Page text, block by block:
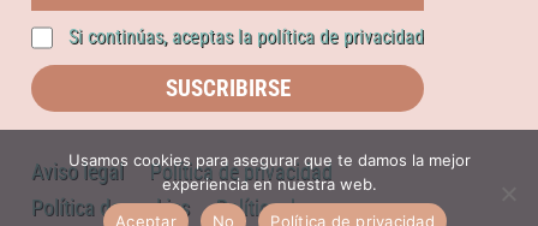
Si continúas, aceptas la política de privacidad
Aviso legal
Política de privacidad
Política de cookies
Política de compras
Usamos cookies para asegurar que te damos la mejor
experiencia en nuestra web.
Aceptar
No Política de privacidad